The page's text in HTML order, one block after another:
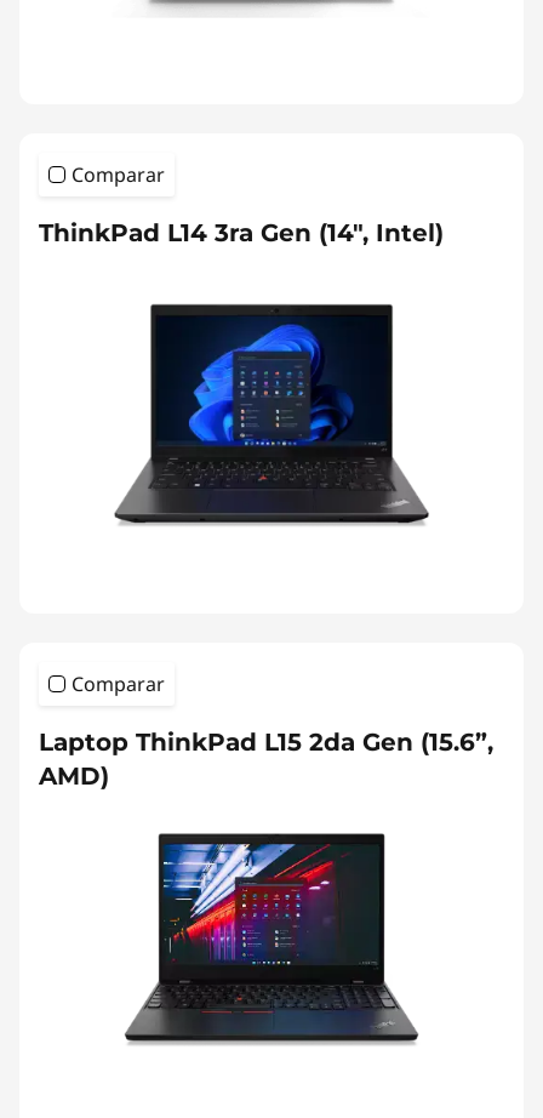
Comparar
ThinkPad L14 3ra Gen (14", Intel)
Comparar
Laptop ThinkPad L15 2da Gen (15.6”,
AMD)